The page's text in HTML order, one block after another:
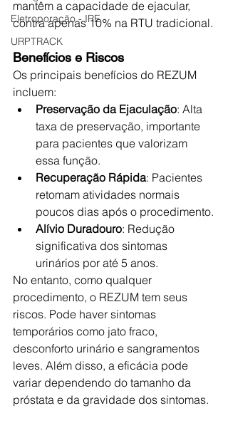
Eletroporação - IRE
URPTRACK
mantêm a capacidade de ejacular,
contra apenas 10% na RTU tradicional.
Benefícios e Riscos
Os principais benefícios do REZUM
incluem:
Preservação da Ejaculação: Alta
taxa de preservação, importante
para pacientes que valorizam
essa função.
Recuperação Rápida: Pacientes
retomam atividades normais
poucos dias após o procedimento.
Alívio Duradouro: Redução
significativa dos sintomas
urinários por até 5 anos.
No entanto, como qualquer
procedimento, o REZUM tem seus
riscos. Pode haver sintomas
temporários como jato fraco,
desconforto urinário e sangramentos
leves. Além disso, a eficácia pode
variar dependendo do tamanho da
próstata e da gravidade dos sintomas.